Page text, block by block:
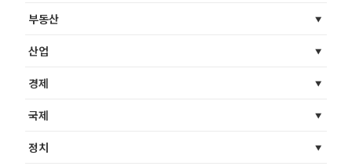
부동산
산업
경제
국제
정치